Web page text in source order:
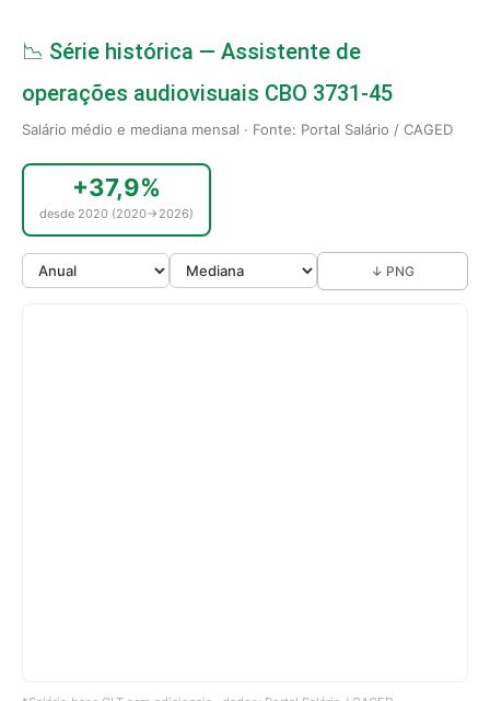
📉 Série histórica — Assistente de
operações audiovisuais CBO 3731-45
Salário médio e mediana mensal · Fonte: Portal Salário / CAGED
+37,9%
desde 2020 (2020→2026)
↓ PNG